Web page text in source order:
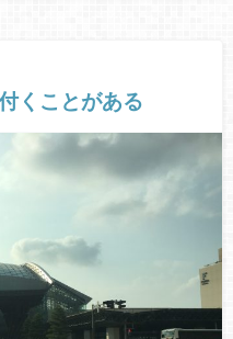
くことがある